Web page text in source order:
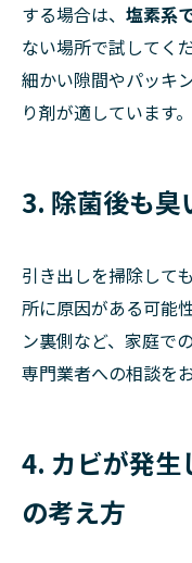
する場合は、 塩素系
ない場所で試してく
細かい隙間やパッキ
り剤が適しています。
3. 除菌後も臭
引き出しを掃除して
所に原因がある可能
ン裏側など、家庭で
専門業者への相談を
4. カビが発生
の考え方